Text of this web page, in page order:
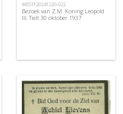
WESTF20241220-022
Bezoek van Z.M. Koning Leopold
III, Tielt 30 oktober 1937